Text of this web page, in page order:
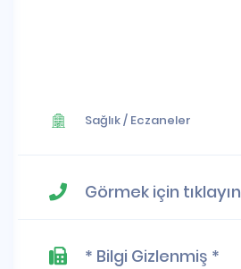
Sağlık/ Eczaneler
Görmek için tıklayın
* Bilgi Gizlenmiş *